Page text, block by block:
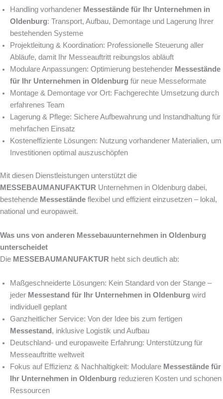
Handling vorhandener Messestände für Ihr Unternehmen in
Oldenburg: Transport, Aufbau, Demontage und Lagerung Ihrer
bestehenden Systeme
Projektleitung & Koordination: Professionelle Steuerung aller
Abläufe, damit Ihr Messeauftritt reibungslos abläuft
Modulare Anpassungen: Optimierung bestehender Messestände
für Ihr Unternehmen in Oldenburg für neue Messeformate
Montage & Demontage vor Ort: Fachgerechte Umsetzung durch
erfahrenes Team
Lagerung & Pflege: Sichere Aufbewahrung und Instandhaltung für
mehrfachen Einsatz
Kosteneffiziente Lösungen: Nutzung vorhandener Materialien, um
Investitionen optimal auszuschöpfen
Mit diesen Dienstleistungen unterstützt die
MESSEBAUMANUFAKTUR Unternehmen in Oldenburg dabei,
bestehende Messestände flexibel und effizient einzusetzen – lokal,
national und europaweit.
Was uns von anderen Messebauunternehmen in Oldenburg
unterscheidet
Die MESSEBAUMANUFAKTUR hebt sich deutlich ab:
Maßgeschneiderte Lösungen: Kein Standard von der Stange –
jeder Messestand für Ihr Unternehmen in Oldenburg wird
individuell geplant
Ganzheitlicher Service: Von der Idee bis zum fertigen
Messestand , inklusive Logistik und Aufbau
Deutschland- und europaweite Erfahrung: Unterstützung für
Messeauftritte weltweit
Fokus auf Effizienz & Nachhaltigkeit: Modulare Messestände für
Ihr Unternehmen in Oldenburg reduzieren Kosten und schonen
Ressourcen